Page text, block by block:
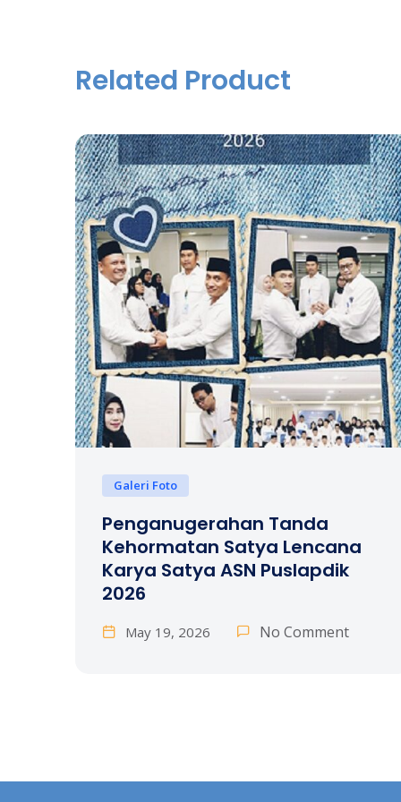
Related Product
Galeri Foto
Penganugerahan Tanda
Kehormatan Satya Lencana
Karya Satya ASN Puslapdik
2026
May 19, 2026 No Comment